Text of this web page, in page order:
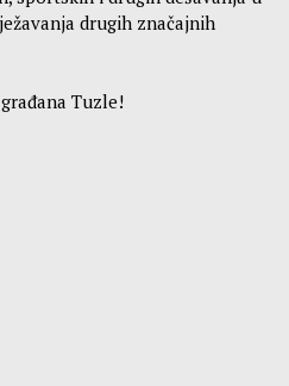
drugih značajnih
Tuzle!